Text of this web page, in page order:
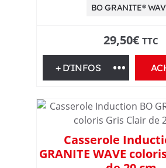
s
d
e
c
u
i
BO GRANITE®
29,50€ TTC
+ D'INFOS
Casserole
GRANITE WAVE